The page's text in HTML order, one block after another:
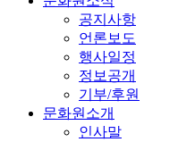
공지사항
언론보도
행사일정
정보공개
기부/후원
문화원소개
인사말